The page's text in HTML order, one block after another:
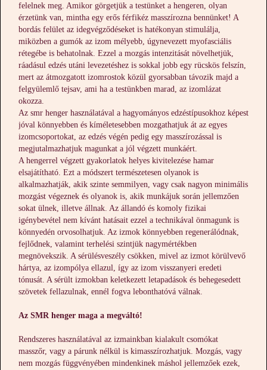
felelnek meg. Amikor görgetjük a testünket a hengeren, olyan
érzetünk van, mintha egy erős férfikéz masszírozna bennünket! A
bordás felület az idegvégződéseket is hatékonyan stimulálja,
miközben a gumók az izom mélyebb, úgynevezett myofasciális
rétegébe is behatolnak. Ezzel a mozgás intenzitását növelhetjük,
ráadásul edzés utáni levezetéshez is sokkal jobb egy rücskös felszín,
mert az átmozgatott izomrostok közül gyorsabban távozik majd a
felgyülemlő tejsav, ami ha a testünkben marad, az izomlázat
okozza.
Az smr henger használatával a hagyományos edzéstípusokhoz képest
jóval könnyebben és kíméletesebben mozgathatjuk át az egyes
izomcsoportokat, az edzés végén pedig egy masszírozással is
megjutalmazhatjuk magunkat a jól végzett munkáért.
A hengerrel végzett gyakorlatok helyes kivitelezése hamar
elsajátítható. Ezt a módszert természetesen olyanok is
alkalmazhatják, akik szinte semmilyen, vagy csak nagyon minimális
mozgást végeznek és olyanok is, akik munkájuk során jellemzően
sokat ülnek, illetve állnak. Az állandó és komoly fizikai
igénybevétel nem kívánt hatásait ezzel a technikával önmagunk is
könnyedén orvosolhatjuk. Az izmok könnyebben regenerálódnak,
fejlődnek, valamint terhelési szintjük nagymértékben
megnövekszik. A sérülésveszély csökken, mivel az izmot körülvevő
hártya, az izompólya ellazul, így az izom visszanyeri eredeti
tónusát. A sérült izmokban keletkezett letapadások és behegesedett
szövetek fellazulnak, ennél fogva lebonthatóvá válnak.
Az SMR henger maga a megváltó!
Rendszeres használatával az izmainkban kialakult csomókat
masszőr, vagy a párunk nélkül is kimasszírozhatjuk. Mozgás, vagy
nem mozgás függvényében mindenkinek máshol jellemzőek ezek,